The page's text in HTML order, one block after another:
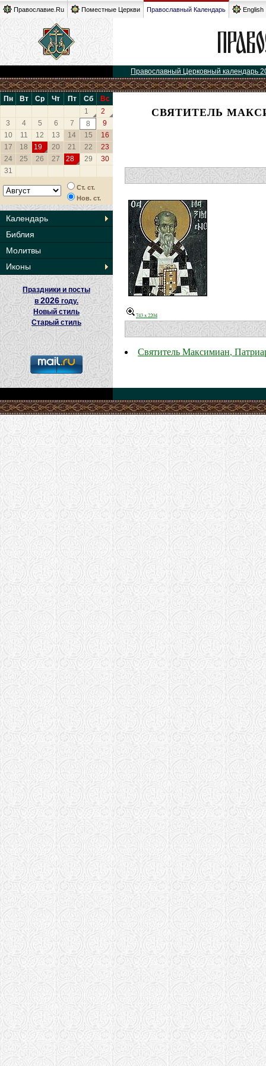
Православие.Ru Поместные Церкви Православный Календарь English
Православный Церковный календарь
Пн Вт Ср Чт Пт Сб
Вс
1
2
3
4 5 6 7 8
9
10
11 12 13 14 15
16
17
18 19 20 21 22
23
24
25 26 27 28 29
30
31
Ст. ст.
Нов. ст.
Календарь
Библия
Молитвы
Иконы
Праздники и посты
в2026 году.
Новый стиль
Старый стиль
СВЯТИТЕЛЬ
743 x 2204
Святитель Максимиан,